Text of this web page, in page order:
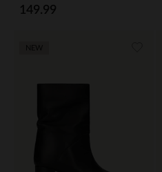
149.99